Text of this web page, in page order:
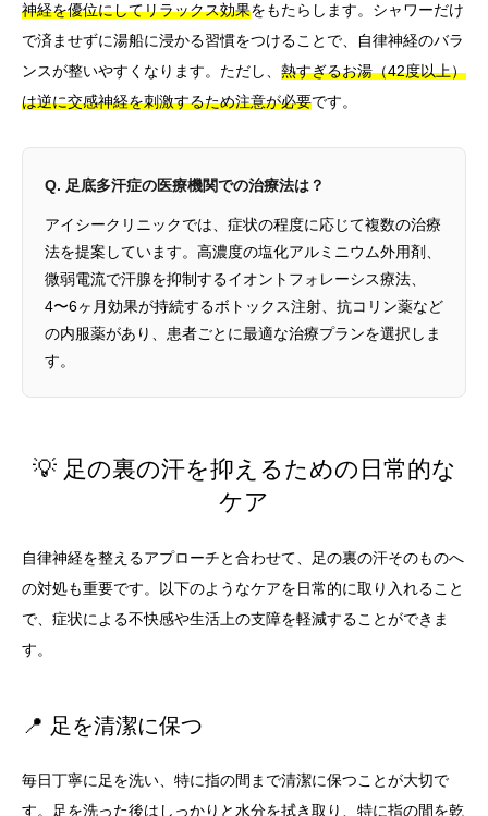
神経を優位にしてリラックス効果をもたらします。シャワーだけ
で済ませずに湯船に浸かる習慣をつけることで、自律神経のバラ
ンスが整いやすくなります。ただし、 熱すぎるお湯（42度以上）
は逆に交感神経を刺激するため注意が必要です。
Q. 足底多汗症の医療機関での治療法は？
アイシークリニックでは、症状の程度に応じて複数の治療
法を提案しています。高濃度の塩化アルミニウム外用剤、
微弱電流で汗腺を抑制するイオントフォレーシス療法、
4〜6ヶ月効果が持続するボトックス注射、抗コリン薬など
の内服薬があり、患者ごとに最適な治療プランを選択しま
す。
💡 足の裏の汗を抑えるための日常的な
ケア
自律神経を整えるアプローチと合わせて、足の裏の汗そのものへ
の対処も重要です。以下のようなケアを日常的に取り入れること
で、症状による不快感や生活上の支障を軽減することができま
す。
📍 足を清潔に保つ
毎日丁寧に足を洗い、特に指の間まで清潔に保つことが大切で
す。足を洗った後はしっかりと水分を拭き取り、特に指の間を乾